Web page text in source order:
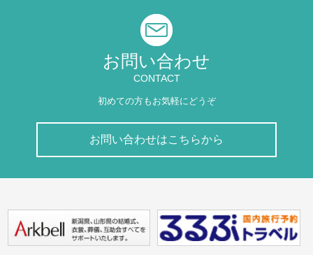
お問い合わせ
CONTACT
初めての方もお気軽にどうぞ
お問い合わせはこちらから